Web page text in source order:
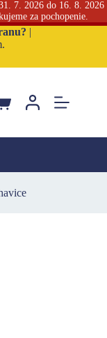
7. 2026 do 16. 8. 2026
za pochopenie.
|